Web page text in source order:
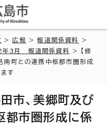
>広報 >報道関係資料
>
3月 報道関係資料
> 【修
南町との連携中枢都市圏形成
す
田市、美郷町及び
都市圏形成に係